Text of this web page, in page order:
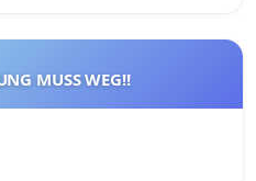
MUSS WEG!!